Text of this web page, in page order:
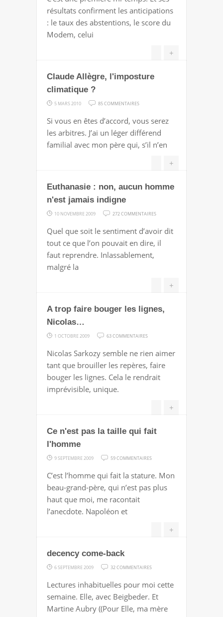
DE
MI-
TEMPS
résultats confirment les anticipations
: le taux des abstentions, le score du
Modem, celui
+
Claude Allègre, l'imposture
climatique ?
5 MARS 2010 85 COMMENTAIRES
ALLÈGRE,
L'IMPOSTURE
CLIMATIQUE
Si vous en êtes d’accord, vous serez
les arbitres. J’ai un léger différend
familial avec mon père qui, s’il n’en
+
Euthanasie : non, aucun homme
n'est jamais indigne
10 NOVEMBRE 2009 272 COMMENTAIRES
:
NON,
INDIGNE
Quel que soit le sentiment d’avoir dit
tout ce que l’on pouvait en dire, il
faut reprendre. Inlassablement,
malgré la
+
A trop faire bouger les lignes,
Nicolas…
1 OCTOBRE 2009 63 COMMENTAIRES
TROP
FAIRE
BOUGER
Nicolas Sarkozy semble ne rien aimer
tant que brouiller les repères, faire
bouger les lignes. Cela le rendrait
imprévisible, unique.
+
Ce n'est pas la taille qui fait
l'homme
9 SEPTEMBRE 2009 59 COMMENTAIRES
N'EST
PAS
C’est l’homme qui fait la stature. Mon
beau-grand-père, qui n’est pas plus
haut que moi, me racontait
l’anecdote. Napoléon et
+
decency come-back
6 SEPTEMBRE 2009 32 COMMENTAIRES
COME-
BACK
Lectures inhabituelles pour moi cette
semaine. Elle, avec Beigbeder. Et
Martine Aubry ((Pour Elle, ma mère